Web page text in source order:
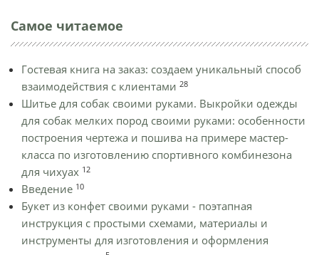
Самое читаемое
Гостевая книга на заказ: создаем уникальный способ
взаимодействия с клиентами 28
Шитье для собак своими руками. Выкройки одежды
для собак мелких пород своими руками: особенности
построения чертежа и пошива на примере мастер-
класса по изготовлению спортивного комбинезона
для чихуах 12
Введение 10
Букет из конфет своими руками - поэтапная
инструкция с простыми схемами, материалы и
инструменты для изготовления и оформления